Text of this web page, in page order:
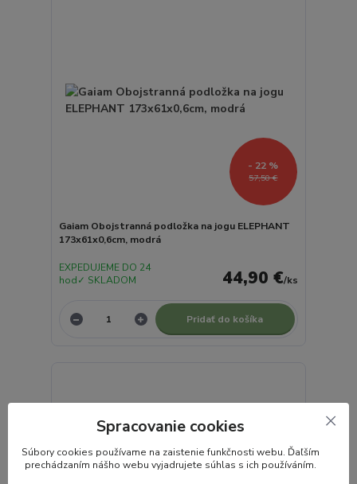
57,50 €
- 22 %
Gaiam Obojstranná podložka na jogu ELEPHANT
173x61x0,6cm, modrá
44,90 €/ks
EXPEDUJEME DO 24
hod✓ SKLADOM
Pridať do košíka
Spracovanie cookies
Súbory cookies používame na zaistenie funkčnosti webu. Ďaľším
prechádzaním nášho webu vyjadrujete súhlas s ich používáním.